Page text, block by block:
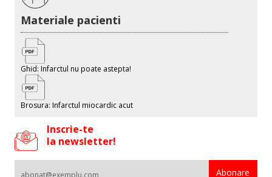
Materiale pacienti
Ghid: Infarctul nu poate astepta!
Brosura: Infarctul miocardic acut
Inscrie-te
la newsletter!